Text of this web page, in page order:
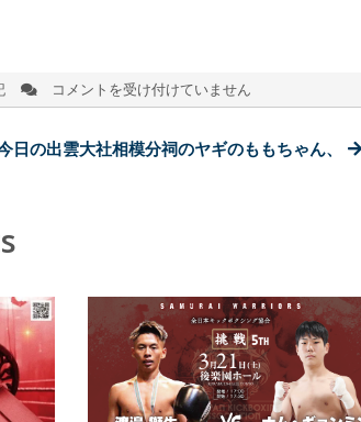
初
め
の
コメントを受け付けていません
日の出雲大社相模分祠のヤギのももちゃん、